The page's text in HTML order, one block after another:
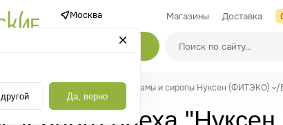
Москва Магазины Доставка
Производители
Каталог
сиропы и эликсиры Бальзамы и сиропы Нуксен (ФИТЭКО) /
Да, верно